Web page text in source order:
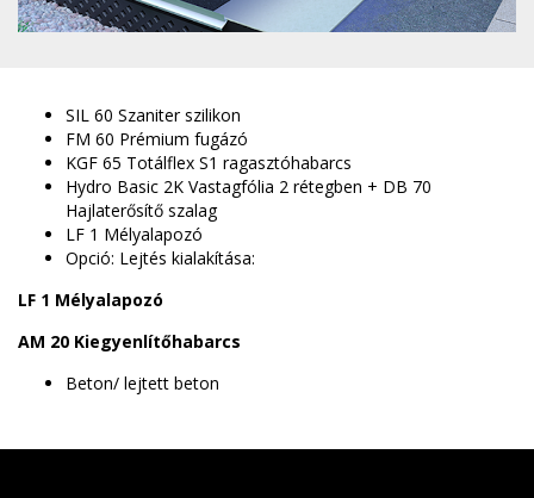
SIL 60 Szaniter szilikon
FM 60 Prémium fugázó
KGF 65 Totálflex S1 ragasztóhabarcs
Hydro Basic 2K Vastagfólia 2 rétegben + DB 70
Hajlaterősítő szalag
LF 1 Mélyalapozó
Opció: Lejtés kialakítása:
LF 1 Mélyalapozó
AM 20 Kiegyenlítőhabarcs
Beton/ lejtett beton